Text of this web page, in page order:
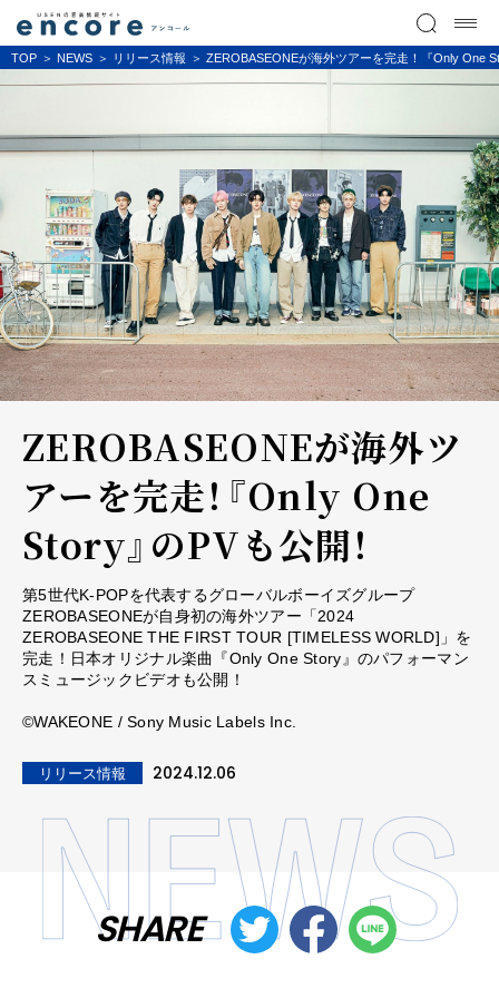
TOP NEWS リリース情報 ZEROBASEONEが海外ツアーを完走！『Only One
ZEROBASEONEが海外ツ
アーを完走！『Only One
Story』のPVも公開！
第5世代K-POPを代表するグローバルボーイズグループ
ZEROBASEONEが自身初の海外ツアー「2024
ZEROBASEONE THE FIRST TOUR [TIMELESS WORLD]」を
完走！日本オリジナル楽曲『Only One Story』のパフォーマン
スミュージックビデオも公開！
©WAKEONE / Sony Music Labels Inc.
リリース情報 2024.12.06
SHARE